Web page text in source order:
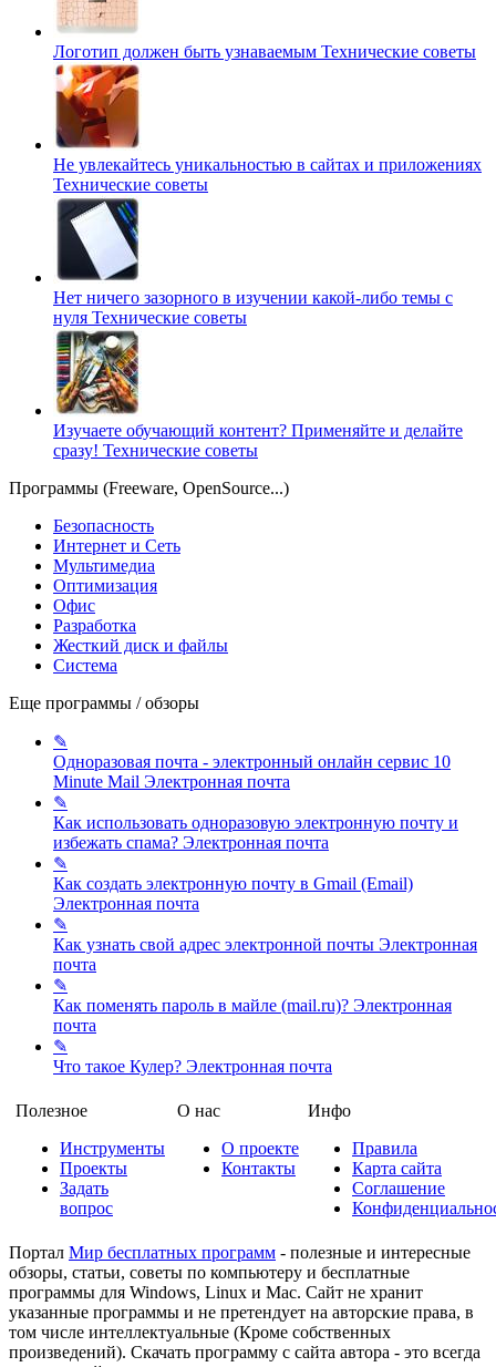
Логотип должен быть узнаваемым Технические советы
Не увлекайтесь уникальностью в сайтах и приложениях
Технические советы
Нет ничего зазорного в изучении какой-либо темы с
нуля Технические советы
Изучаете обучающий контент? Применяйте и делайте
сразу! Технические советы
Программы (Freeware, OpenSource...)
Безопасность
Интернет и Сеть
Мультимедиа
Оптимизация
Офис
Разработка
Жесткий диск и файлы
Система
Еще программы / обзоры
✎
Одноразовая почта - электронный онлайн сервис 10
Minute Mail Электронная почта
✎
Как использовать одноразовую электронную почту и
избежать спама? Электронная почта
✎
Как создать электронную почту в Gmail (Email)
Электронная почта
✎
Как узнать свой адрес электронной почты Электронная
почта
✎
Как поменять пароль в майле (mail.ru)? Электронная
почта
✎
Что такое Кулер? Электронная почта
Полезное
Инструменты
Проекты
Задать
вопрос
О нас
О проекте
Контакты
Инфо
Правила
Карта сайта
Соглашение
Портал Мир бесплатных программ - полезные и интересные
обзоры, статьи, советы по компьютеру и бесплатные
программы для Windows, Linux и Mac. Сайт не хранит
указанные программы и не претендует на авторские права, в
том числе интеллектуальные (Кроме собственных
произведений). Скачать программу с сайта автора - это всегда